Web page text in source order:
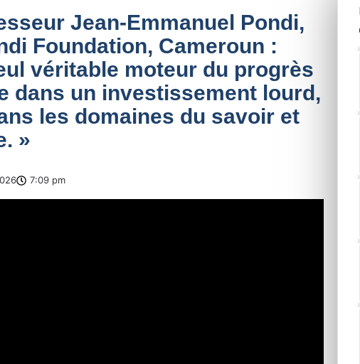
Jean-Emmanuel Pondi,
Foundation, Cameroun :
véritable moteur du progrès
dans un investissement lourd,
les domaines du savoir et
»
7:09 pm